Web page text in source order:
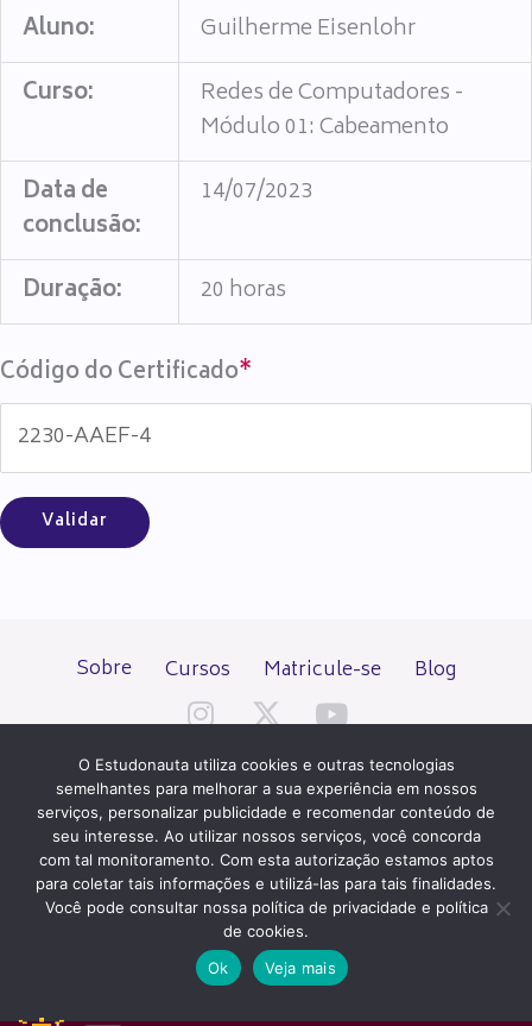
Aluno:
Guilherme Eisenlohr
Curso:
Redes de Computadores -
Módulo 01: Cabeamento
Data de
conclusão:
14/07/2023
Duração: 20 horas
Código do Certificado*
Sobre Cursos Matricule-se Blog
Todos os direitos reservados desde 2000.
PATROCÍNIO E HOSPEDAGEM
O Estudonauta utiliza cookies e outras tecnologias
semelhantes para melhorar a sua experiência em nossos
serviços, personalizar publicidade e recomendar conteúdo de
seu interesse. Ao utilizar nossos serviços, você concorda
com tal monitoramento. Com esta autorização estamos aptos
para coletar tais informações e utilizá-las para tais finalidades.
Você pode consultar nossa política de privacidade e política
de cookies.
Ok
Veja mais